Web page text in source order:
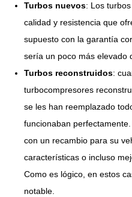
Turbos nuevos: Los
calidad y resistencia que
supuesto con la garantía
sería un poco más elevado
Turbos reconstruidos:
turbocompresores
se les han reemplazado
funcionaban
con un recambio para su
características o incluso
Como es lógico, en estos
notable.